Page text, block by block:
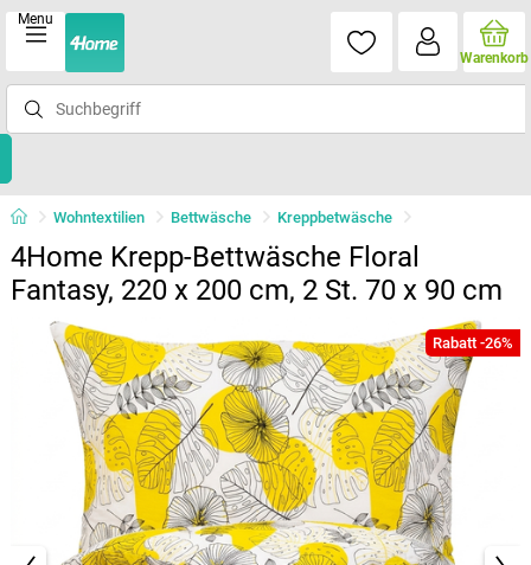
Menu
Warenkorb
Wohntextilien Bettwäsche Kreppbetwäsche
4Home Krepp-Bettwäsche Floral
Fantasy, 220 x 200 cm, 2 St. 70 x 90 cm
Rabatt -26%